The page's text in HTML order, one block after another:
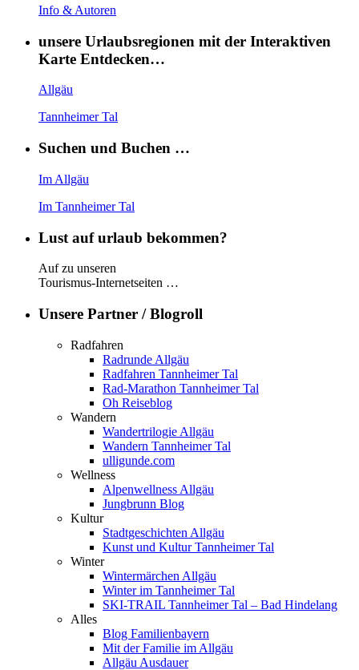
Info & Autoren
unsere Urlaubsregionen mit der Interaktiven
Karte Entdecken…
Allgäu
Tannheimer Tal
Suchen und Buchen …
Im Allgäu
Im Tannheimer Tal
Lust auf urlaub bekommen?
Auf zu unseren
Tourismus-Internetseiten …
Unsere Partner / Blogroll
Radfahren
Radrunde Allgäu
Radfahren Tannheimer Tal
Rad-Marathon Tannheimer Tal
Oh Reiseblog
Wandern
Wandertrilogie Allgäu
Wandern Tannheimer Tal
ulligunde.com
Wellness
Alpenwellness Allgäu
Jungbrunn Blog
Kultur
Stadtgeschichten Allgäu
Kunst und Kultur Tannheimer Tal
Winter
Wintermärchen Allgäu
Winter im Tannheimer Tal
SKI-TRAIL Tannheimer Tal – Bad Hindelang
Alles
Blog Familienbayern
Mit der Familie im Allgäu
Allgäu Ausdauer